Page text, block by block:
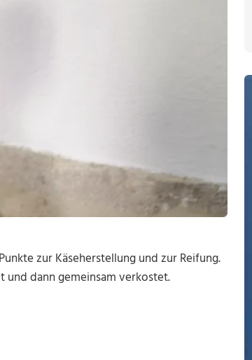
zur Käseherstellung und zur Reifung.
dann gemeinsam verkostet.